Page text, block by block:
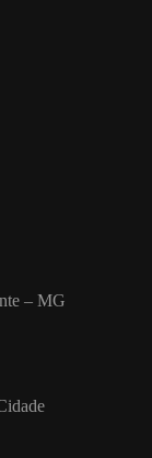
– MG